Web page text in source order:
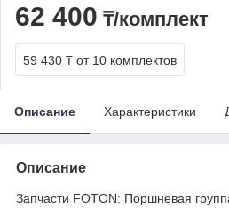
62 400 ₸/комплект
59 430 ₸ от 10 комплектов
Описание Характеристики
Описание
Запчасти FOTON: Поршневая